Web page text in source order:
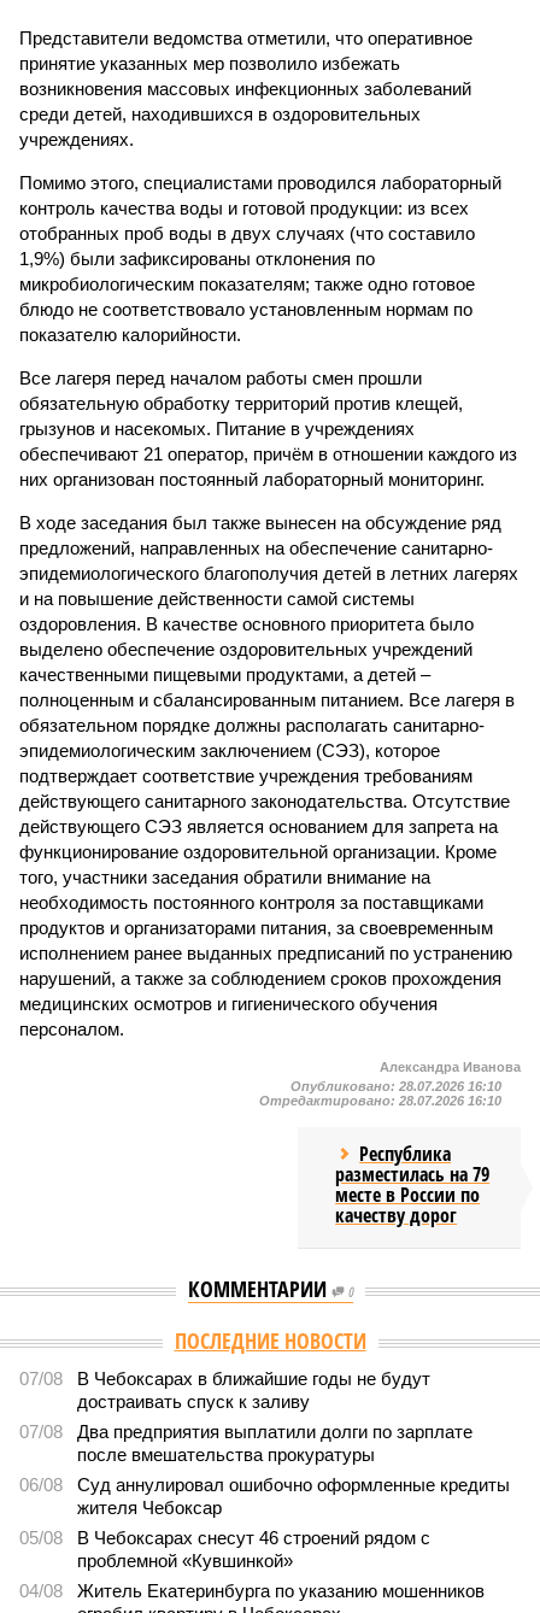
Представители ведомства отметили, что оперативное
принятие указанных мер позволило избежать
возникновения массовых инфекционных заболеваний
среди детей, находившихся в оздоровительных
учреждениях.
Помимо этого, специалистами проводился лабораторный
контроль качества воды и готовой продукции: из всех
отобранных проб воды в двух случаях (что составило
1,9%) были зафиксированы отклонения по
микробиологическим показателям; также одно готовое
блюдо не соответствовало установленным нормам по
показателю калорийности.
Все лагеря перед началом работы смен прошли
обязательную обработку территорий против клещей,
грызунов и насекомых. Питание в учреждениях
обеспечивают 21 оператор, причём в отношении каждого из
них организован постоянный лабораторный мониторинг.
В ходе заседания был также вынесен на обсуждение ряд
предложений, направленных на обеспечение санитарно-
эпидемиологического благополучия детей в летних лагерях
и на повышение действенности самой системы
оздоровления. В качестве основного приоритета было
выделено обеспечение оздоровительных учреждений
качественными пищевыми продуктами, а детей –
полноценным и сбалансированным питанием. Все лагеря в
обязательном порядке должны располагать санитарно-
эпидемиологическим заключением (СЭЗ), которое
подтверждает соответствие учреждения требованиям
действующего санитарного законодательства. Отсутствие
действующего СЭЗ является основанием для запрета на
функционирование оздоровительной организации. Кроме
того, участники заседания обратили внимание на
необходимость постоянного контроля за поставщиками
продуктов и организаторами питания, за своевременным
исполнением ранее выданных предписаний по устранению
нарушений, а также за соблюдением сроков прохождения
медицинских осмотров и гигиенического обучения
персоналом.
Александра Иванова
Опубликовано: 28.07.2026 16:10
Отредактировано: 28.07.2026 16:10
Республика
разместилась на 79
месте в России по
качеству дорог
КОММЕНТАРИИ 0
Версия //Общество //
В регионе учреждены удостоверения мастеров
В регионе учреждены удостоверения мастеров спорта по
борьбе керешу
Заткнуть за пояс
(фото: wikimedia commons/Ilsurikat)